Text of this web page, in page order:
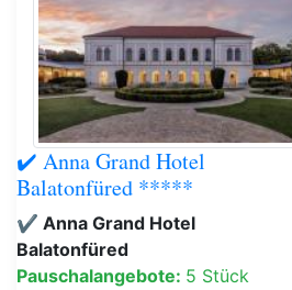
✔️ Anna Grand Hotel
Balatonfüred *****
✔️ Anna Grand Hotel
Balatonfüred
Pauschalangebote: 5 Stück